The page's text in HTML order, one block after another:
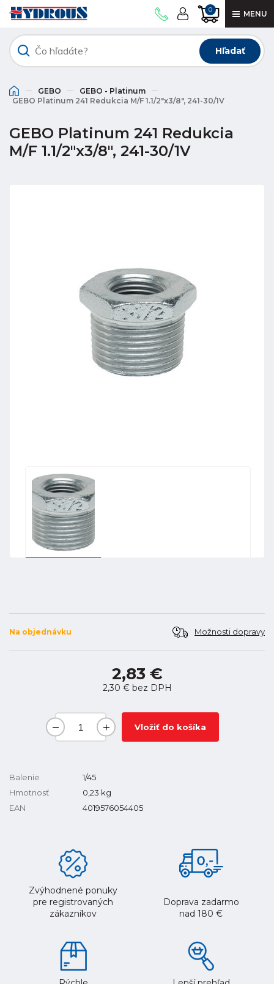
0 MENU
Hľadať
GEBO
GEBO - Platinum
GEBO Platinum 241 Redukcia M/F 1.1/2"x3/8", 241-30/1V
GEBO Platinum 241 Redukcia
M/F 1.1/2"x3/8", 241-30/1V
Na objednávku Možnosti dopravy
2,83 €
2,30 €bez DPH
Vložiť do košíka
Balenie
1/45
Hmotnosť
0,23 kg
EAN
4019576054405
Zvýhodnené ponuky
pre registrovaných
zákazníkov
Doprava zadarmo
nad 180 €